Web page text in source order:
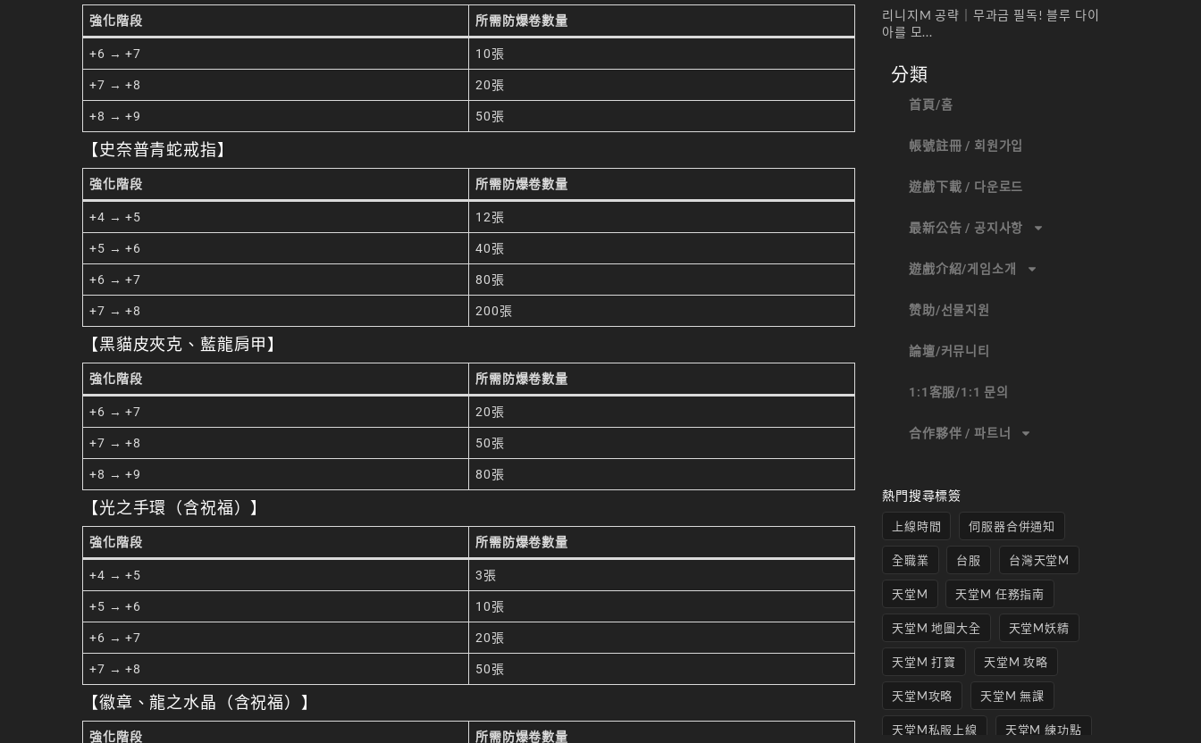
強化階段 所需防爆卷數量
+6 → +7 10張
+7 → +8 20張
+8 → +9 50張
【史奈普青蛇戒指】
強化階段 所需防爆卷數量
+4 → +5 12張
+5 → +6 40張
+6 → +7 80張
+7 → +8 200張
【黑貓皮夾克、藍龍肩甲】
強化階段 所需防爆卷數量
+6 → +7 20張
+7 → +8 50張
+8 → +9 80張
【光之手環（含祝福）】
強化階段 所需防爆卷數量
+4 → +5 3張
+5 → +6 10張
+6 → +7 20張
+7 → +8 50張
【徽章、龍之水晶（含祝福）】
強化階段 所需防爆卷數量
리니지M 공략｜무과금 필독! 블루 다이
아를 모...
分類
首頁/홈
帳號註冊 / 회원가입
遊戲下載 / 다운로드
最新公告 / 공지사항
遊戲介紹/게임소개
赞助/선물지원
論壇/커뮤니티
1:1客服/1:1 문의
合作夥伴 / 파트너
熱門搜尋標簽
上線時間 伺服器合併通知
全職業 台服 台灣天堂M
天堂M 天堂M 任務指南
天堂M 地圖大全 天堂M妖精
天堂M 打寶 天堂M 攻略
天堂M攻略 天堂M 無課
天堂M私服上線 天堂M 練功點